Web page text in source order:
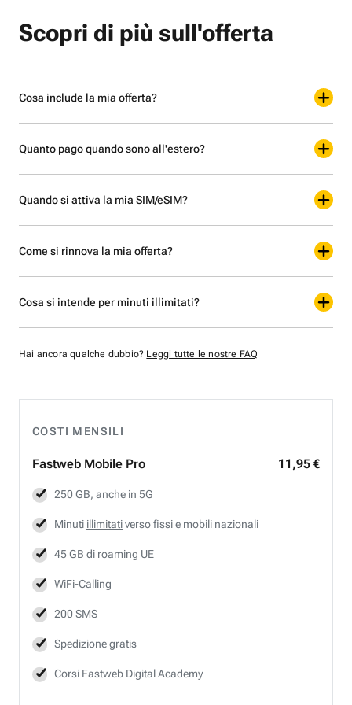
COSTI MENSILI
Fastweb Mobile Pro 11,95 €
250 GB, anche in 5G
Minuti illimitativerso fissi e mobili nazionali
45 GB di roaming UE
WiFi-Calling
200 SMS
Spedizione gratis
Corsi Fastweb Digital Academy
Scopri di più sull'offerta
Cosa include la mia offerta?
Quanto pago quando sono all'estero?
Quando si attiva la mia SIM/eSIM?
Come si rinnova la mia offerta?
Cosa si intende per minuti illimitati?
Hai ancora qualche dubbio? Leggi tutte le nostre FAQ